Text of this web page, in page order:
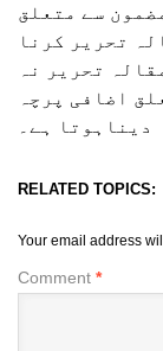
سے متعلق
تحریر کرنا
تحریر نہ
اضافی پرچہ
دیناہوتا ہے۔
RELATED TOPICS:
Your email address
Comment *